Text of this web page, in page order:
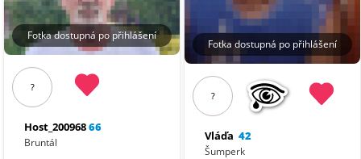
Fotka dostupná po přihlášení
?
Host_20096866
Bruntál
Fotka dostupná po přihlášení
?
Vláďa 42
Šumperk